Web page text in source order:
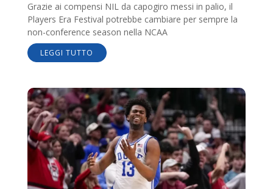
Grazie ai compensi NIL da capogiro messi in palio, il
Players Era Festival potrebbe cambiare per sempre la
non-conference season nella NCAA
LEGGI TUTTO